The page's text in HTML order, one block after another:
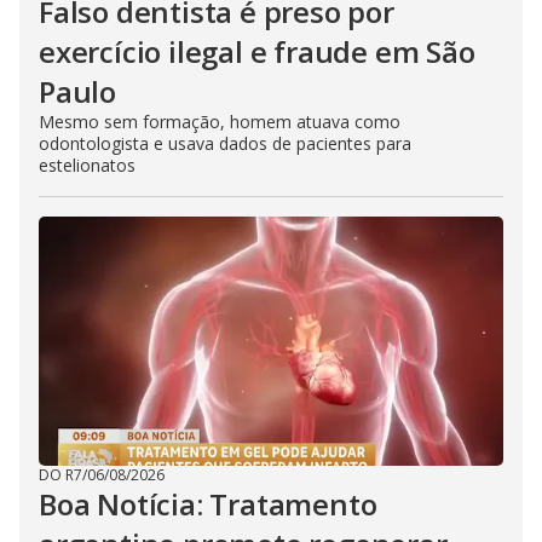
Falso dentista é preso por
exercício ilegal e fraude em São
Paulo
Mesmo sem formação, homem atuava como
odontologista e usava dados de pacientes para
estelionatos
DO R7/06/08/2026
Boa Notícia: Tratamento